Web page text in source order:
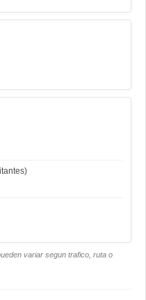
variar segun trafico, ruta o